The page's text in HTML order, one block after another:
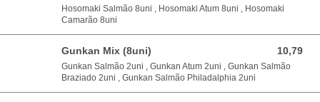
Hosomaki Salmão 8uni , Hosomaki Atum 8uni , Hosomaki
Camarão 8uni
Gunkan Mix (8uni) 10,79
10,79 EUR
Gunkan Salmão 2uni , Gunkan Atum 2uni , Gunkan Salmão
Braziado 2uni , Gunkan Salmão Philadalphia 2uni